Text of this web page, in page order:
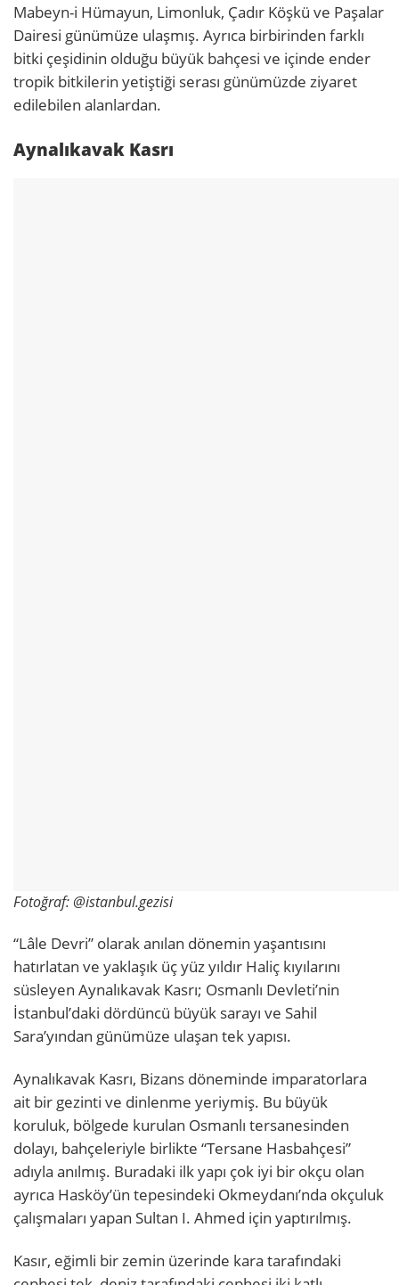
Mabeyn-i Hümayun, Limonluk, Çadır Köşkü ve Paşalar
Dairesi günümüze ulaşmış. Ayrıca birbirinden farklı
bitki çeşidinin olduğu büyük bahçesi ve içinde ender
tropik bitkilerin yetiştiği serası günümüzde ziyaret
edilebilen alanlardan.
Aynalıkavak Kasrı
Fotoğraf: @istanbul.gezisi
“Lâle Devri” olarak anılan dönemin yaşantısını
hatırlatan ve yaklaşık üç yüz yıldır Haliç kıyılarını
süsleyen Aynalıkavak Kasrı; Osmanlı Devleti’nin
İstanbul’daki dördüncü büyük sarayı ve Sahil
Sara’yından günümüze ulaşan tek yapısı.
Aynalıkavak Kasrı, Bizans döneminde imparatorlara
ait bir gezinti ve dinlenme yeriymiş. Bu büyük
koruluk, bölgede kurulan Osmanlı tersanesinden
dolayı, bahçeleriyle birlikte “Tersane Hasbahçesi”
adıyla anılmış. Buradaki ilk yapı çok iyi bir okçu olan
ayrıca Hasköy’ün tepesindeki Okmeydanı’nda okçuluk
çalışmaları yapan Sultan I. Ahmed için yaptırılmış.
Kasır, eğimli bir zemin üzerinde kara tarafındaki